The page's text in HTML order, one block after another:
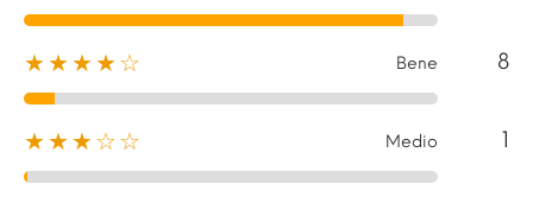
★★★★☆ Bene 8
★★★☆☆ Medio 1